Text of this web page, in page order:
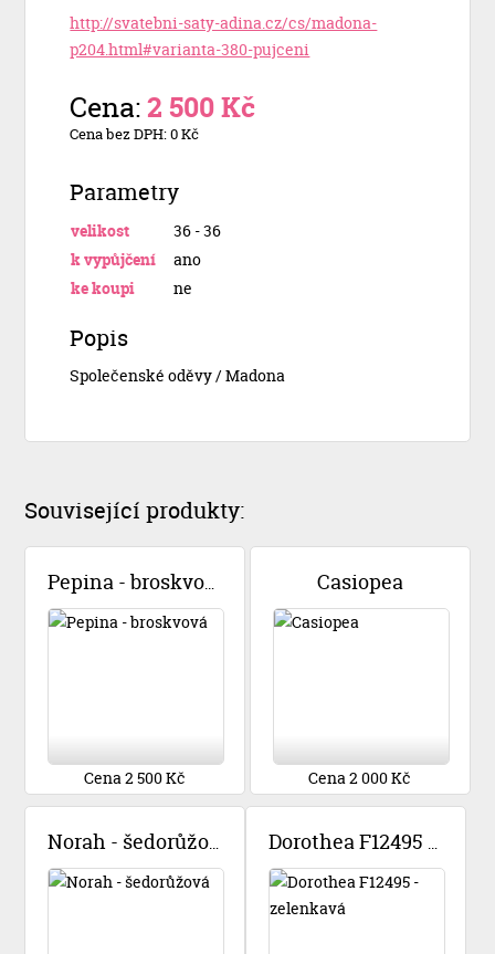
http://svatebni-saty-adina.cz/cs/madona-
p204.html#varianta-380-pujceni
Cena:2 500 Kč
Cena bez DPH: 0 Kč
Parametry
velikost
36 - 36
k vypůjčení
ano
ke koupi
ne
Popis
Společenské oděvy / Madona
Související produkty:
Pepina - broskvová
Cena 2 500 Kč
Casiopea
Cena 2 000 Kč
Norah - šedorůžová Dorothea F12495 - zelenkavá